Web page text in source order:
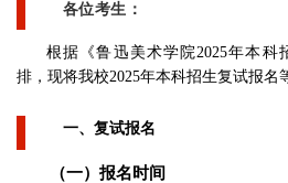
各位考生：
根据《鲁迅美术学院2025年本科
排，现将我校2025年本科招生复试报名
一、复试报名
（一）报名时间